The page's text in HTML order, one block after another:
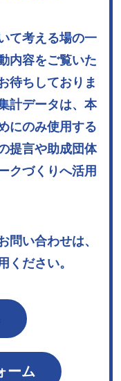
て考える場の一
内容をご覧いた
待ちしておりま
計データは、本
にのみ使用する
提言や助成団体
クづくりへ活用
問い合わせは、
ください。
ーム